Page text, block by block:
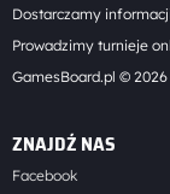
Dostarczamy
Prowadzimy turnieje
GamesBoard.pl © 2026
ZNAJDŹ NAS
Facebook